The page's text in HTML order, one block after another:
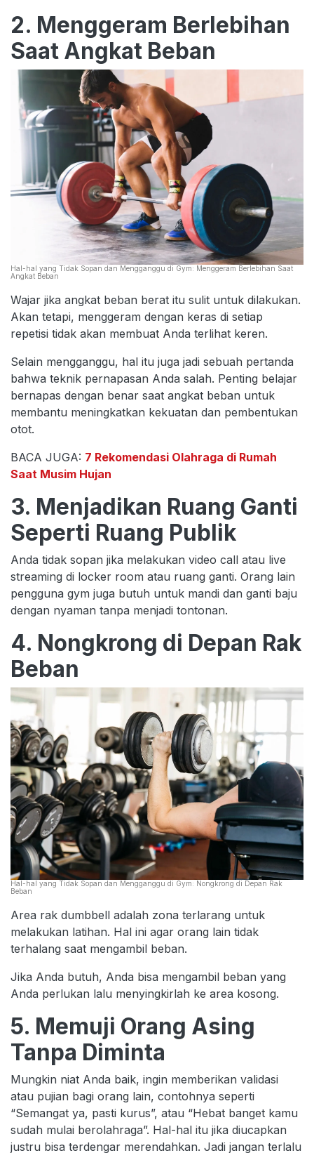
2. Menggeram Berlebihan
Saat Angkat Beban
Hal-hal yang Tidak Sopan dan Mengganggu di Gym: Menggeram Berlebihan Saat
Angkat Beban
Wajar jika angkat beban berat itu sulit untuk dilakukan.
Akan tetapi, menggeram dengan keras di setiap
repetisi tidak akan membuat Anda terlihat keren.
Selain mengganggu, hal itu juga jadi sebuah pertanda
bahwa teknik pernapasan Anda salah. Penting belajar
bernapas dengan benar saat angkat beban untuk
membantu meningkatkan kekuatan dan pembentukan
otot.
BACA JUGA: 7 Rekomendasi Olahraga di Rumah
Saat Musim Hujan
3. Menjadikan Ruang Ganti
Seperti Ruang Publik
Anda tidak sopan jika melakukan video call atau live
streaming di locker room atau ruang ganti. Orang lain
pengguna gym juga butuh untuk mandi dan ganti baju
dengan nyaman tanpa menjadi tontonan.
4. Nongkrong di Depan Rak
Beban
Hal-hal yang Tidak Sopan dan Mengganggu di Gym: Nongkrong di Depan Rak
Beban
Area rak dumbbell adalah zona terlarang untuk
melakukan latihan. Hal ini agar orang lain tidak
terhalang saat mengambil beban.
Jika Anda butuh, Anda bisa mengambil beban yang
Anda perlukan lalu menyingkirlah ke area kosong.
5. Memuji Orang Asing
Tanpa Diminta
Mungkin niat Anda baik, ingin memberikan validasi
atau pujian bagi orang lain, contohnya seperti
“Semangat ya, pasti kurus”, atau “Hebat banget kamu
sudah mulai berolahraga”. Hal-hal itu jika diucapkan
justru bisa terdengar merendahkan. Jadi jangan terlalu